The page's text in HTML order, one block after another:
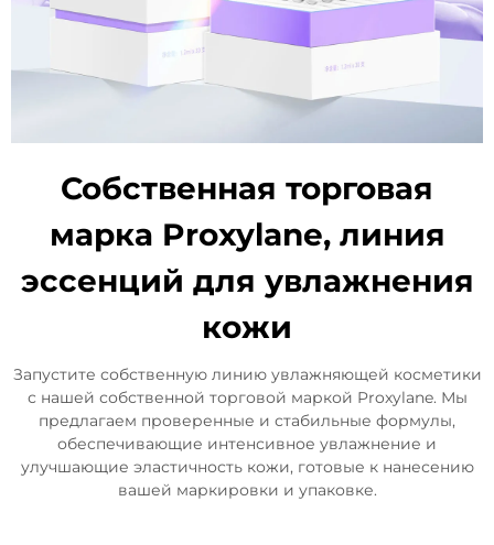
Собственная торговая
марка Proxylane, линия
эссенций для увлажнения
кожи
Запустите собственную линию увлажняющей косметики
с нашей собственной торговой маркой Proxylane. Мы
предлагаем проверенные и стабильные формулы,
обеспечивающие интенсивное увлажнение и
улучшающие эластичность кожи, готовые к нанесению
вашей маркировки и упаковке.